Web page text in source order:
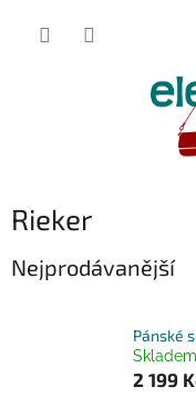
Rieker
Nejprodávanější
Pánské
Skladem
2 199